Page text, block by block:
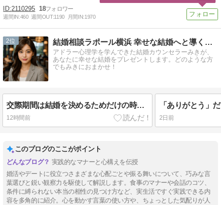
2110295 18
週間IN:460 週間OUT:1190 月間IN:1970
2 結婚相談ラポール横浜 幸せな結婚へと導くお手伝いをいたします
アドラー心理学を学んできた結婚カウンセラーみきが、
あなたに幸せな結婚をプレゼントします。どのような方
でもみきにおまかせ！
交際期間は結婚を決めるためだけの時間ではない
12時間前
「ありがとう」
2日前
このブログのここがポイント
実践的なマナーと心構えを伝授
婚活やデートに役立つさまざまな心配ごとや振る舞いについて、巧みな言
葉選びと鋭い観察力を駆使して解説します。食事のマナーや会話のコツ、
条件に縛られない本当の相性の見つけ方など、実生活ですぐ実践できる内
容を多角的に紹介。心を動かす言葉の使い方や、ちょっとした気配りが人